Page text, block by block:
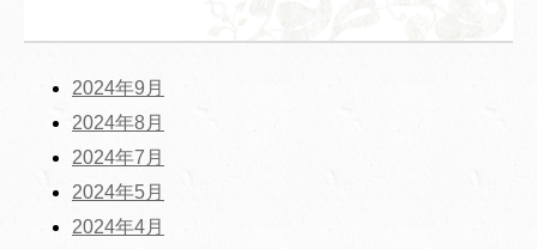
2024年9月
2024年8月
2024年7月
2024年5月
2024年4月